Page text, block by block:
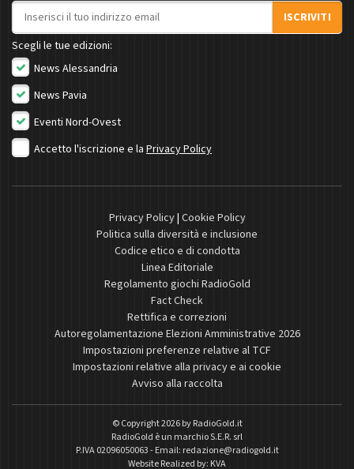
Indirizzo email
ISCRIVITI
Scegli le tue edizioni:
News Alessandria
News Pavia
Eventi Nord-Ovest
Accetto l'iscrizione e la Privacy Policy
Privacy Policy| Cookie Policy
Politica sulla diversità e inclusione
Codice etico e di condotta
Linea Editoriale
Regolamento giochi RadioGold
Fact Check
Rettifica e correzioni
Autoregolamentazione Elezioni Amministrative 2026
Impostazioni preferenze relative al TCF
Impostazioni relative alla privacy e ai cookie
Avviso alla raccolta
© Copyright 2026 byRadioGold.it
RadioGold è un marchio S.E.R. srl
P.IVA 02096050063 - Email: redazione@radiogold.it
Website Realized by: KVA